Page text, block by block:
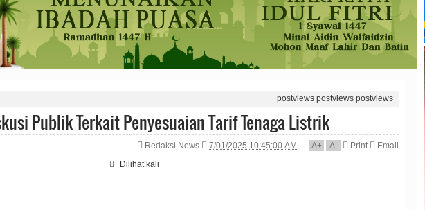
postviewspostviewspostviews
Publik Terkait Penyesuaian Tarif Tenaga Listrik
Redaksi News 7/01/2025 10:45:00 AM A+ A- Print
Email
Dilihat kali